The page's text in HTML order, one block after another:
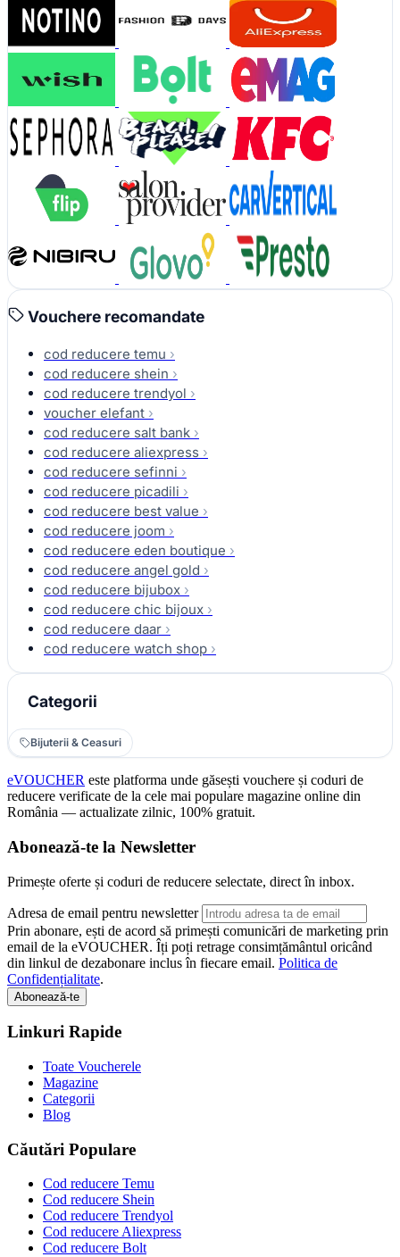
Vouchere recomandate
cod reducere temu ›
cod reducere shein ›
cod reducere trendyol ›
voucher elefant ›
cod reducere salt bank ›
cod reducere aliexpress ›
cod reducere sefinni ›
cod reducere picadili ›
cod reducere best value ›
cod reducere joom ›
cod reducere eden boutique ›
cod reducere angel gold ›
cod reducere bijubox ›
cod reducere chic bijoux ›
cod reducere daar ›
cod reducere watch shop ›
Categorii
Bijuterii & Ceasuri
eVOUCHER este platforma unde găsești vouchere și coduri de
reducere verificate de la cele mai populare magazine online din
România — actualizate zilnic, 100% gratuit.
Abonează-te la Newsletter
Primește oferte și coduri de reducere selectate, direct în inbox.
Adresa de email pentru newsletter
Prin abonare, ești de acord să primești comunicări de marketing prin
email de la eVOUCHER. Îți poți retrage consimțământul oricând
din linkul de dezabonare inclus în fiecare email. Politica de
Confidențialitate.
Abonează-te
Linkuri Rapide
Toate Voucherele
Magazine
Categorii
Blog
Căutări Populare
Cod reducere Temu
Cod reducere Shein
Cod reducere Trendyol
Cod reducere Aliexpress
Cod reducere Bolt